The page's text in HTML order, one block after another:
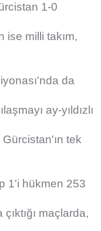
1-0
ise milli takım,
da
ay-yıldızlı
tek
1'i hükmen 253
maçlarda,